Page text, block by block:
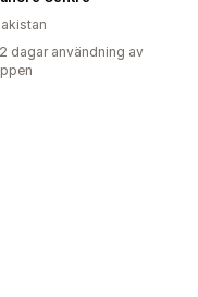
dagar användning av